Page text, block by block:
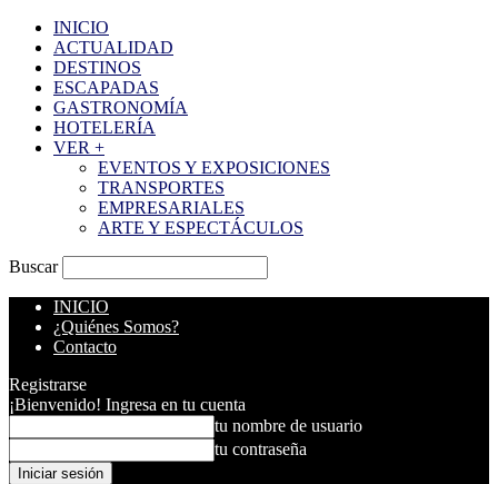
INICIO
ACTUALIDAD
DESTINOS
ESCAPADAS
GASTRONOMÍA
HOTELERÍA
VER +
EVENTOS Y EXPOSICIONES
TRANSPORTES
EMPRESARIALES
ARTE Y ESPECTÁCULOS
Buscar
INICIO
¿Quiénes Somos?
Contacto
Registrarse
¡Bienvenido! Ingresa en tu cuenta
tu nombre de usuario
tu contraseña